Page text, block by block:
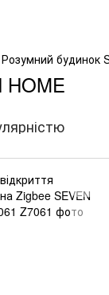
Розумний будинок
HOME